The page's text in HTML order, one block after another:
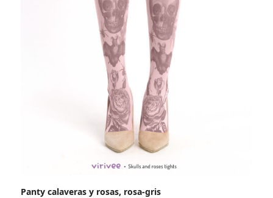
Panty calaveras y rosas, rosa-gris